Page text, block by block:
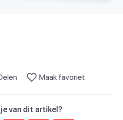
Maak favoriet
van dit artikel?